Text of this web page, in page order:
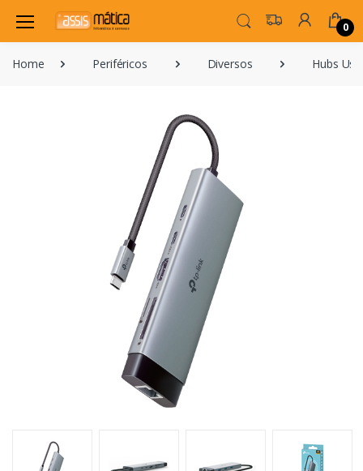
0
Home Periféricos Diversos Hubs Usb